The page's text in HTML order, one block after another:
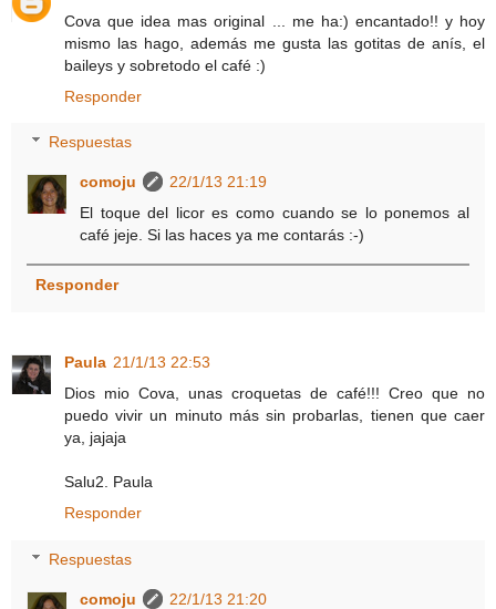
Cova que idea mas original ... me ha:) encantado!! y hoy
mismo las hago, además me gusta las gotitas de anís, el
baileys y sobretodo el café :)
Responder
Respuestas
comoju
22/1/13 21:19
El toque del licor es como cuando se lo ponemos al
café jeje. Si las haces ya me contarás :-)
Responder
Paula 21/1/13 22:53
Dios mio Cova, unas croquetas de café!!! Creo que no
puedo vivir un minuto más sin probarlas, tienen que caer
ya, jajaja
Salu2. Paula
Responder
Respuestas
comoju
22/1/13 21:20